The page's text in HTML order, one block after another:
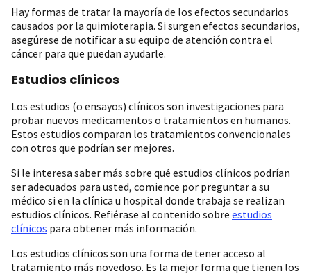
Hay formas de tratar la mayoría de los efectos secundarios
causados por la quimioterapia. Si surgen efectos secundarios,
asegúrese de notificar a su equipo de atención contra el
cáncer para que puedan ayudarle.
Estudios clínicos
Los estudios (o ensayos) clínicos son investigaciones para
probar nuevos medicamentos o tratamientos en humanos.
Estos estudios comparan los tratamientos convencionales
con otros que podrían ser mejores.
Si le interesa saber más sobre qué estudios clínicos podrían
ser adecuados para usted, comience por preguntar a su
médico si en la clínica u hospital donde trabaja se realizan
estudios clínicos. Refiérase al contenido sobre estudios
clínicos para obtener más información.
Los estudios clínicos son una forma de tener acceso al
tratamiento más novedoso. Es la mejor forma que tienen los